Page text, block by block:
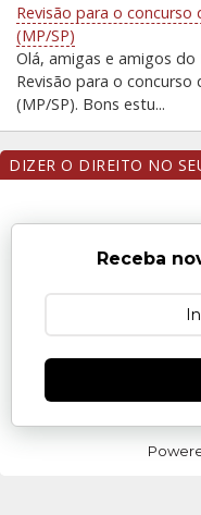
Revisão para o concurso
(MP/SP)
Olá, amigas e amigos
Revisão para o concurso
(MP/SP). Bons estu...
DIZER O DIREITO NO
Receba